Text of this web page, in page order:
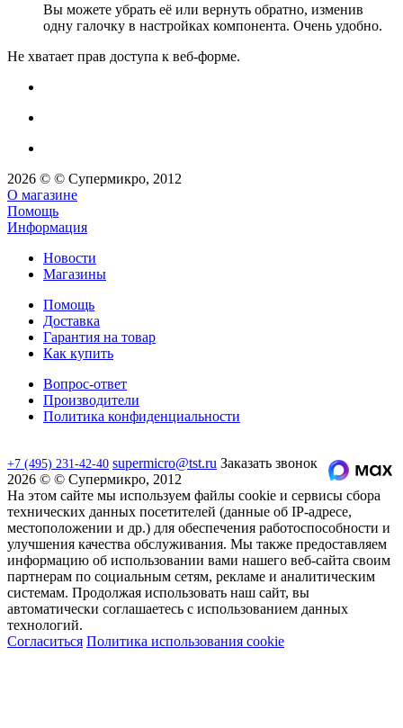
Вы можете убрать её или вернуть обратно, изменив
одну галочку в настройках компонента. Очень удобно.
Не хватает прав доступа к веб-форме.
2026 © © Супермикро, 2012
О магазине
Помощь
Информация
Новости
Магазины
Помощь
Доставка
Гарантия на товар
Как купить
Вопрос-ответ
Производители
Политика конфиденциальности
+7 (495) 231-42-40 supermicro@tst.ru Заказать звонок
2026 © © Супермикро, 2012
На этом сайте мы используем файлы cookie и сервисы сбора
технических данных посетителей (данные об IP-адресе,
местоположении и др.) для обеспечения работоспособности и
улучшения качества обслуживания. Мы также предоставляем
информацию об использовании вами нашего веб-сайта своим
партнерам по социальным сетям, рекламе и аналитическим
системам. Продолжая использовать наш сайт, вы
автоматически соглашаетесь с использованием данных
технологий.
Согласиться Политика использования cookie